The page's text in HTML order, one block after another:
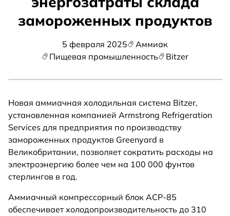
замороженных продуктов
5 февраля 2025
Аммиак
Пищевая промышленность
Bitzer
Новая аммиачная холодильная система Bitzer,
установленная компанией Armstrong Refrigeration
Services для предприятия по производству
замороженных продуктов Greenyard в
Великобритании, позволяет сократить расходы на
электроэнергию более чем на 100 000 фунтов
стерлингов в год.
Аммиачный компрессорный блок ACP-85
обеспечивает холодопроизводительность до 310